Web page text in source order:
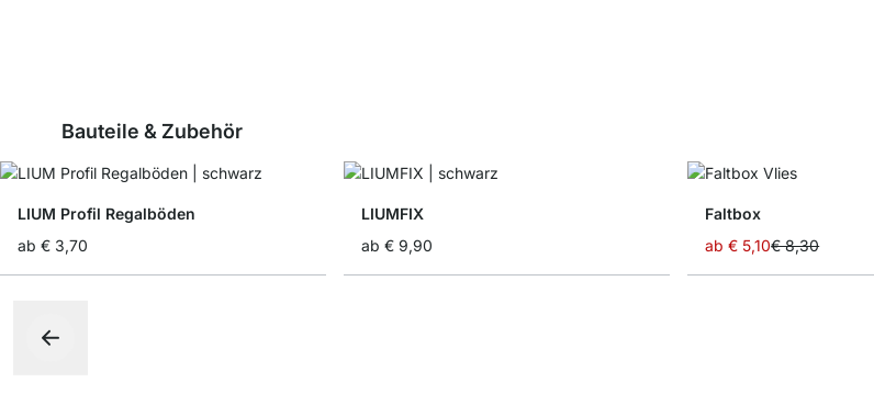
Bauteile & Zubehör
LIUM Profil Regalböden
ab € 3,70
LIUMFIX
ab € 9,90
Faltbox
ab € 5,10€ 8,30